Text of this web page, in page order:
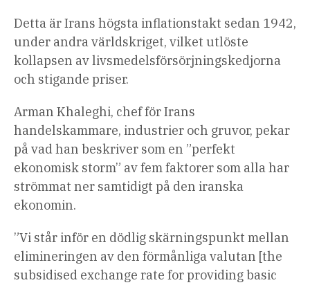
Detta är Irans högsta inflationstakt sedan 1942,
under andra världskriget, vilket utlöste
kollapsen av livsmedelsförsörjningskedjorna
och stigande priser.
Arman Khaleghi, chef för Irans
handelskammare, industrier och gruvor, pekar
på vad han beskriver som en ”perfekt
ekonomisk storm” av fem faktorer som alla har
strömmat ner samtidigt på den iranska
ekonomin.
”Vi står inför en dödlig skärningspunkt mellan
elimineringen av den förmånliga valutan [the
subsidised exchange rate for providing basic